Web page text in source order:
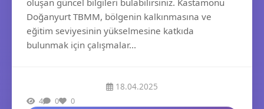
oluşan güncel bilgileri bulabilirsiniz. Kastamonu
Doğanyurt TBMM, bölgenin kalkınmasına ve
eğitim seviyesinin yükselmesine katkıda
bulunmak için çalışmalar...
18.04.2025
4 0 0